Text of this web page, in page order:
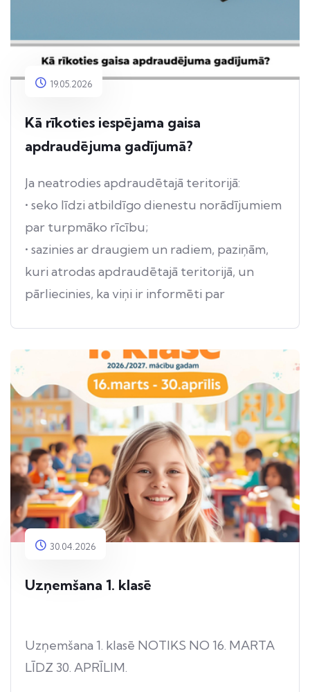
19.05.2026
Kā rīkoties iespējama gaisa
apdraudējuma gadījumā?
Ja neatrodies apdraudētajā teritorijā:
• seko līdzi atbildīgo dienestu norādījumiem
par turpmāko rīcību;
• sazinies ar draugiem un radiem, paziņām,
kuri atrodas apdraudētajā teritorijā, un
pārliecinies, ka viņi ir informēti par
30.04.2026
Uzņemšana 1. klasē
Uzņemšana 1. klasē NOTIKS NO 16. MARTA
LĪDZ 30. APRĪLIM.